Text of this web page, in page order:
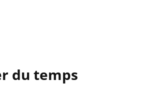
du temps